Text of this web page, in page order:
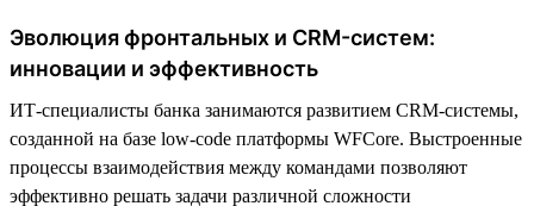
Эволюция фронтальных и CRM-систем:
инновации и эффективность
ИТ-специалисты банка занимаются развитием CRM-системы,
созданной на базе low-code платформы WFСore. Выстроенные
процессы взаимодействия между командами позволяют
эффективно решать задачи различной сложности